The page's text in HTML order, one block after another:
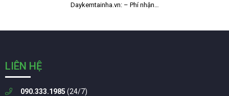
Daykemtainha.vn: – Phí nhận…
LIÊN HỆ
090.333.1985 (24/7)